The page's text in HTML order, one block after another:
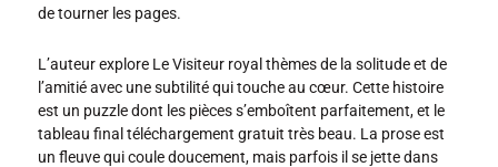
de tourner les pages.
L’auteur explore Le Visiteur royal thèmes de la solitude et de
l’amitié avec une subtilité qui touche au cœur. Cette histoire
est un puzzle dont les pièces s’emboîtent parfaitement, et le
tableau final téléchargement gratuit très beau. La prose est
un fleuve qui coule doucement, mais parfois il se jette dans